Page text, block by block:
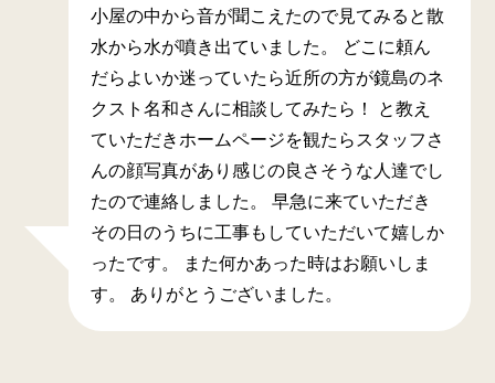
小屋の中から音が聞こえたので見てみると散
水から水が噴き出ていました。 どこに頼ん
だらよいか迷っていたら近所の方が鏡島のネ
クスト名和さんに相談してみたら！ と教え
ていただきホームページを観たらスタッフさ
んの顔写真があり感じの良さそうな人達でし
たので連絡しました。 早急に来ていただき
その日のうちに工事もしていただいて嬉しか
ったです。 また何かあった時はお願いしま
す。 ありがとうございました。